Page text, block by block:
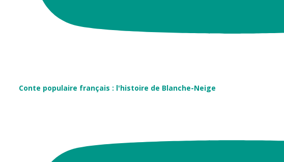
Conte populaire français : l'histoire de Blanche-Neige